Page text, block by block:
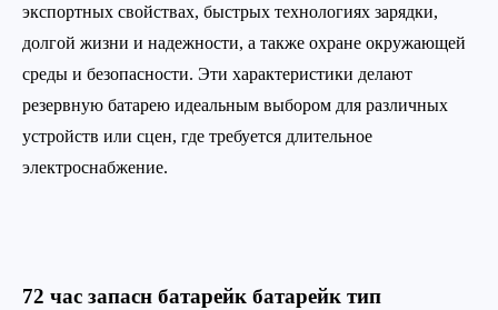
экспортных свойствах, быстрых технологиях зарядки,
долгой жизни и надежности, а также охране окружающей
среды и безопасности. Эти характеристики делают
резервную батарею идеальным выбором для различных
устройств или сцен, где требуется длительное
электроснабжение.
72 час запасн батарейк батарейк тип